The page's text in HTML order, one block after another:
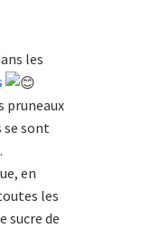
les
pruneaux
se sont
en
les
sucre de